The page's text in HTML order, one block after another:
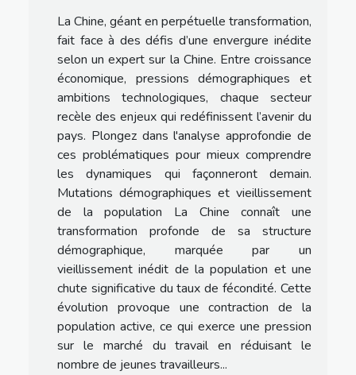
La Chine, géant en perpétuelle transformation,
fait face à des défis d’une envergure inédite
selon un expert sur la Chine. Entre croissance
économique, pressions démographiques et
ambitions technologiques, chaque secteur
recèle des enjeux qui redéfinissent l’avenir du
pays. Plongez dans l'analyse approfondie de
ces problématiques pour mieux comprendre
les dynamiques qui façonneront demain.
Mutations démographiques et vieillissement
de la population La Chine connaît une
transformation profonde de sa structure
démographique, marquée par un
vieillissement inédit de la population et une
chute significative du taux de fécondité. Cette
évolution provoque une contraction de la
population active, ce qui exerce une pression
sur le marché du travail en réduisant le
nombre de jeunes travailleurs...